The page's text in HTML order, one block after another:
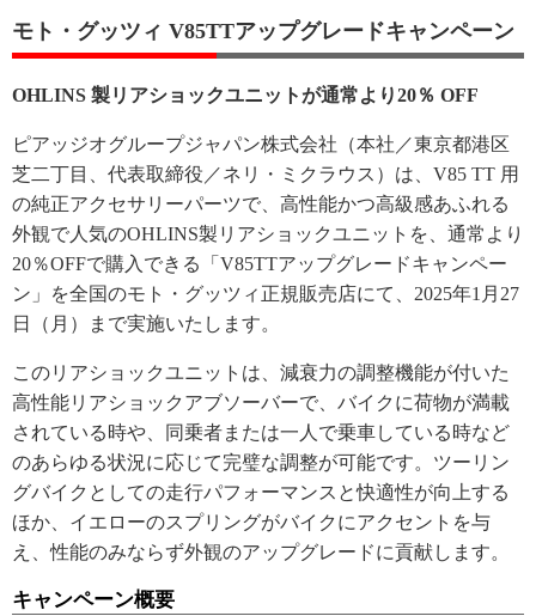
モト・グッツィ V85TTアップグレードキャンペーン
OHLINS 製リアショックユニットが通常より20％ OFF
ピアッジオグループジャパン株式会社（本社／東京都港区
芝二丁目、代表取締役／ネリ・ミクラウス）は、V85 TT 用
の純正アクセサリーパーツで、高性能かつ高級感あふれる
外観で人気のOHLINS製リアショックユニットを、通常より
20％OFFで購入できる「V85TTアップグレードキャンペー
ン」を全国のモト・グッツィ正規販売店にて、2025年1月27
日（月）まで実施いたします。
このリアショックユニットは、減衰力の調整機能が付いた
高性能リアショックアブソーバーで、バイクに荷物が満載
されている時や、同乗者または一人で乗車している時など
のあらゆる状況に応じて完璧な調整が可能です。ツーリン
グバイクとしての走行パフォーマンスと快適性が向上する
ほか、イエローのスプリングがバイクにアクセントを与
え、性能のみならず外観のアップグレードに貢献します。
キャンペーン概要